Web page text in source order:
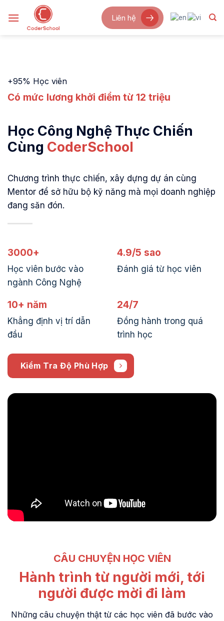
qua
Liên hệ
+95% Học viên
Có mức lương khởi điểm từ 12 triệu
Học Công Nghệ Thực Chiến
Cùng CoderSchool
Chương trình thực chiến, xây dựng dự án cùng
Mentor để sở hữu bộ kỹ năng mà mọi doanh nghiệp
đang săn đón.
3000+
Học viên bước vào
ngành Công Nghệ
4.9/5 sao
Đánh giá từ học viên
10+ năm
Khẳng định vị trí dẫn
đầu
24/7
Đồng hành trong quá
trình học
Kiểm Tra Độ Phù Hợp
CÂU CHUYỆN HỌC VIÊN
Hành trình từ người mới, tới
người được mời đi làm
Những câu chuyện thật từ các học viên đã bước vào